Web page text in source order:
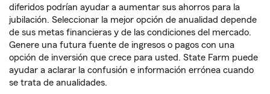
diferidos podrían ayudar a aumentar sus ahorros para la
jubilación. Seleccionar la mejor opción de anualidad depende
de sus metas financieras y de las condiciones del mercado.
Genere una futura fuente de ingresos o pagos con una
opción de inversión que crece para usted. State Farm puede
ayudar a aclarar la confusión e información errónea cuando
se trata de anualidades.